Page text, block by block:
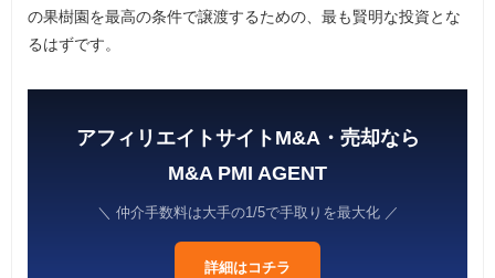
の果樹園を最高の条件で譲渡するための、最も賢明な投資とな
るはずです。
アフィリエイトサイトM&A・売却なら
M&A PMI AGENT
＼ 仲介手数料は大手の1/5で手取りを最大化 ／
詳細はコチラ